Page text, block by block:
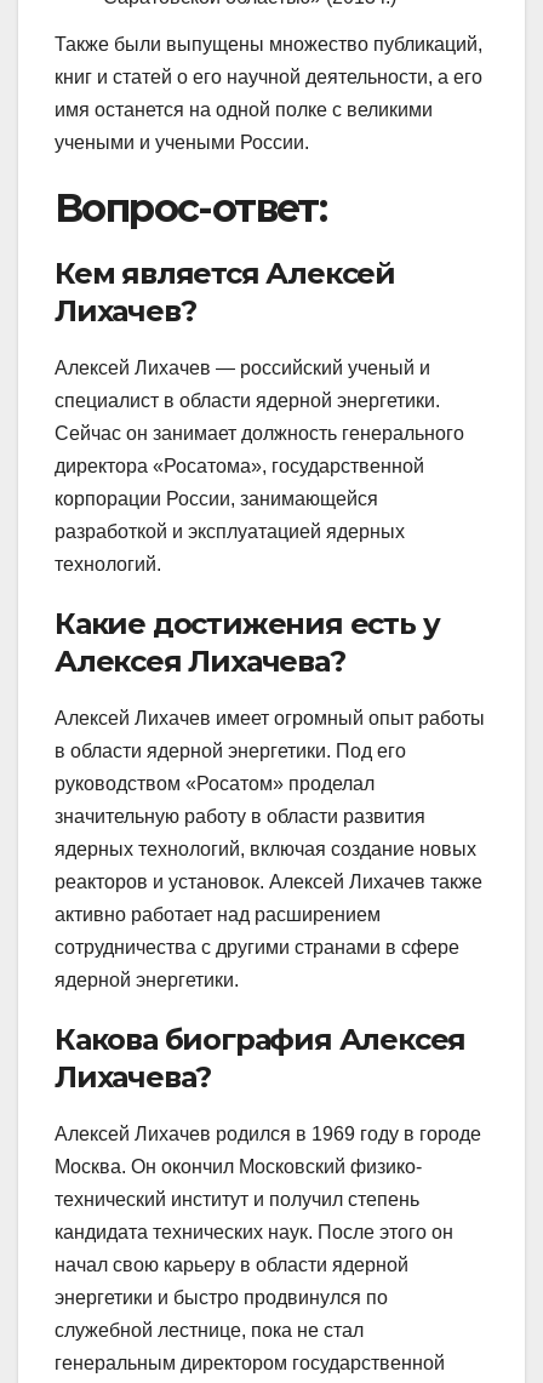
Также были выпущены множество публикаций,
книг и статей о его научной деятельности, а его
имя останется на одной полке с великими
учеными и учеными России.
Вопрос-ответ:
Кем является Алексей
Лихачев?
Алексей Лихачев — российский ученый и
специалист в области ядерной энергетики.
Сейчас он занимает должность генерального
директора «Росатома», государственной
корпорации России, занимающейся
разработкой и эксплуатацией ядерных
технологий.
Какие достижения есть у
Алексея Лихачева?
Алексей Лихачев имеет огромный опыт работы
в области ядерной энергетики. Под его
руководством «Росатом» проделал
значительную работу в области развития
ядерных технологий, включая создание новых
реакторов и установок. Алексей Лихачев также
активно работает над расширением
сотрудничества с другими странами в сфере
ядерной энергетики.
Какова биография Алексея
Лихачева?
Алексей Лихачев родился в 1969 году в городе
Москва. Он окончил Московский физико-
технический институт и получил степень
кандидата технических наук. После этого он
начал свою карьеру в области ядерной
энергетики и быстро продвинулся по
служебной лестнице, пока не стал
генеральным директором государственной